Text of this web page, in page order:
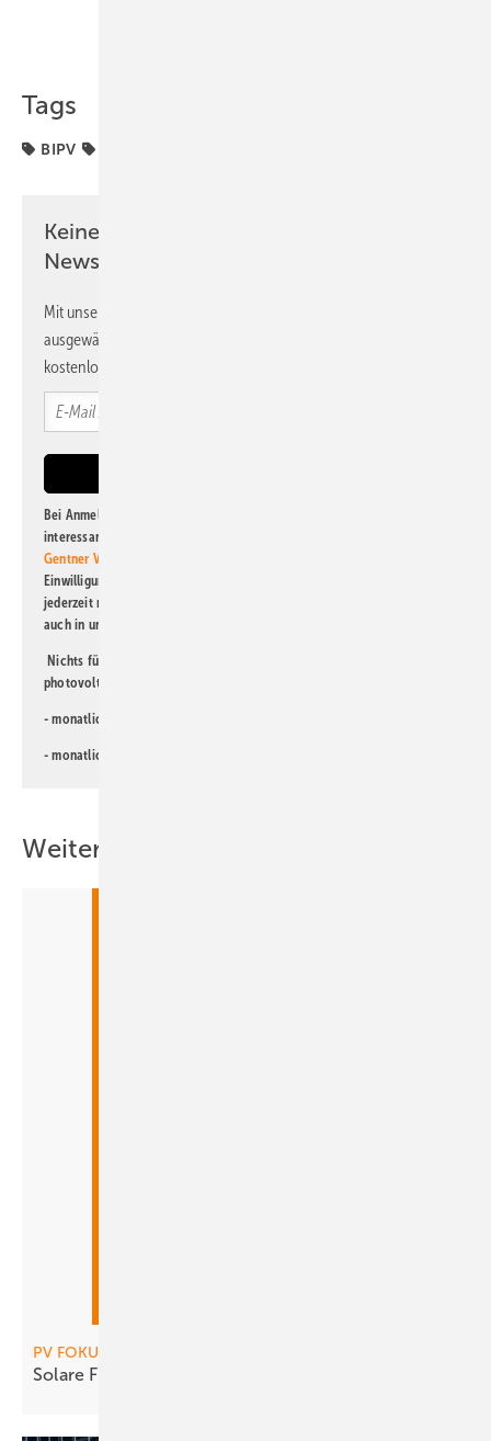
Tags
BIPV
Keine Zeit? Kein Problem mit dem PV
Newsletter!
Mit unserem Newsletter erhalten Sie regelmäßig von uns
ausgewählte Informationen und Neuigkeiten, gebündelt und
kostenlos direkt ins Postfach.
Bei Anmeldung zu diesem Newsletter bin ich damit einverstanden, über
interessante Verlags- und Online-Angebote
Gentner Verlag GmbH & Co. KG
Einwilligung kann ich jederzeit widerrufen und eine Abmeldung ist
jederzeit möglich. Informationen zum Umgang mit Daten finden Sie
auch in unserer
Nichts für Sie dabei? Dann lesen Sie doch einen unserer weiteren
photovoltaik-Newsletter!
- monatlicher
- monatlicher
Weitere Inhalte
PV FOKUS Integrierte PV, PV8-2025
Solare Fassaden und